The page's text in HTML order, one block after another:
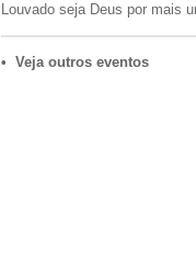
Louvado seja Deus por mais
• Veja outros eventos